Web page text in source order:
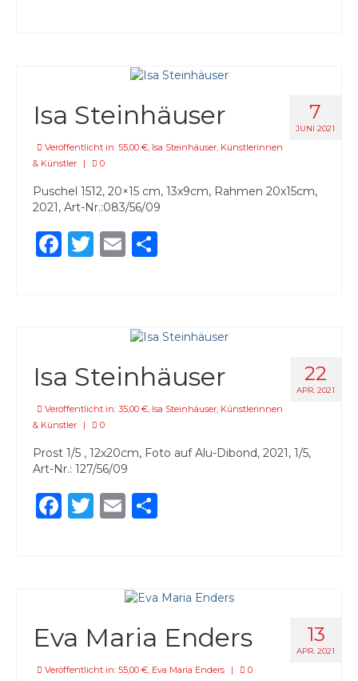
7
JUNI 2021
Isa Steinhäuser
Veröffentlicht in: 55,00 €, Isa Steinhäuser, Künstlerinnen
& Künstler
| 0
Puschel 1512, 20×15 cm, 13x9cm, Rahmen 20x15cm,
2021, Art-Nr.:083/56/09
Facebook
Twitter
Email
22
APR. 2021
Isa Steinhäuser
Veröffentlicht in: 35,00 € Isa Steinhäuser Künstlerinnen
& Künstler
| 0
Prost 1/5 , 12x20cm, Foto auf Alu-Dibond, 2021, 1/5,
Art-Nr.: 127/56/09
Facebook
Twitter
Email
13
APR. 2021
Eva Maria Enders
Veröffentlicht in: 55,00 €, Eva Maria Enders | 0